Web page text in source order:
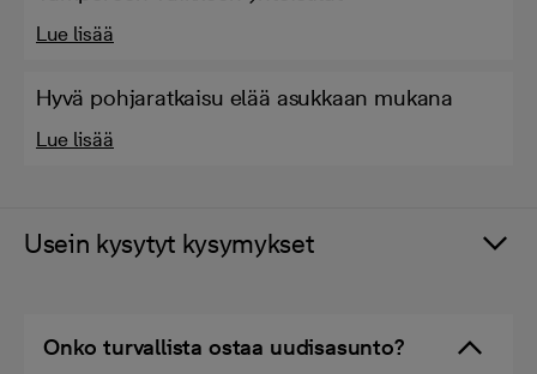
Lue lisää
Hyvä pohjaratkaisu elää asukkaan mukana
Lue lisää
Usein kysytyt kysymykset
Onko turvallista ostaa uudisasunto?